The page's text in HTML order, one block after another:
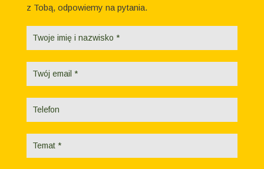
z Tobą, odpowiemy na pytania.
Formularz